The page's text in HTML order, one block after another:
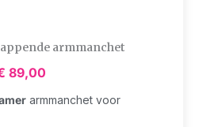
armmanchet
89,00
armmanchet voor